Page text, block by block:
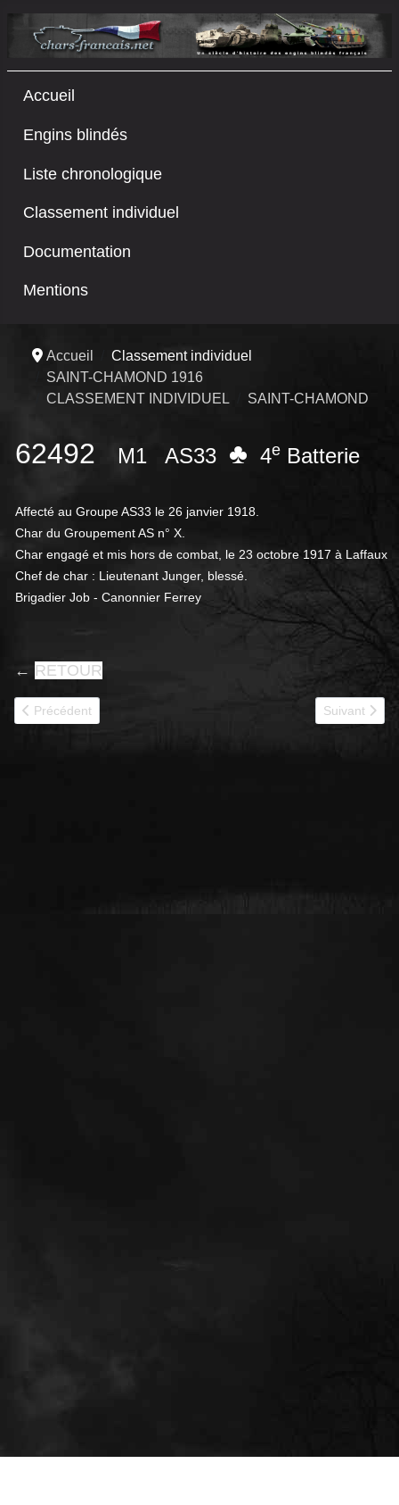
Accueil
Engins blindés
Liste chronologique
Classement individuel
Documentation
Mentions
Accueil
Classement individuel
SAINT-CHAMOND 1916
CLASSEMENT INDIVIDUEL
SAINT-CHAMOND
62492 M1 AS33 ♣ 4e Batterie
Affecté au Groupe AS33 le 26 janvier 1918.
Char du Groupement AS n° X.
Char engagé et mis hors de combat, le 23 octobre 1917 à Laffaux
Chef de char : Lieutenant Junger, blessé.
Brigadier Job - Canonnier Ferrey
← RETOUR
Article précédent : 62494
Précédent Article
Suivant